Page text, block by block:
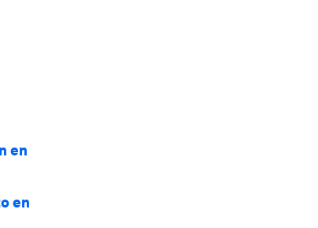
en
en